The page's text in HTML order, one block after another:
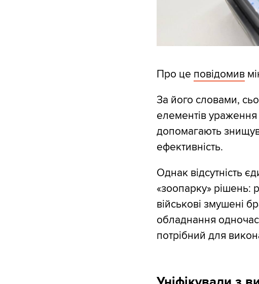
Про це повідомив
За його словами,
елементів
допомагають
ефективність.
Однак відсутність
«зоопарку» рішень:
військові змушені
обладнання
потрібний для